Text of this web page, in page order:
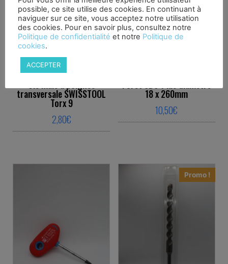
Clé mâle a poignée
transversale SWISSTOOL
Torx 9
2,80€
Foret SDS-Plus diamètre
18 x 260mm
10,50€
Promo !
possible, ce site utilise des cookies. En continuant à
naviguer sur ce site, vous acceptez notre utilisation
des cookies. Pour en savoir plus, consultez notre
Politique de confidentialité et notre Politique de
cookies.
ACCEPTER